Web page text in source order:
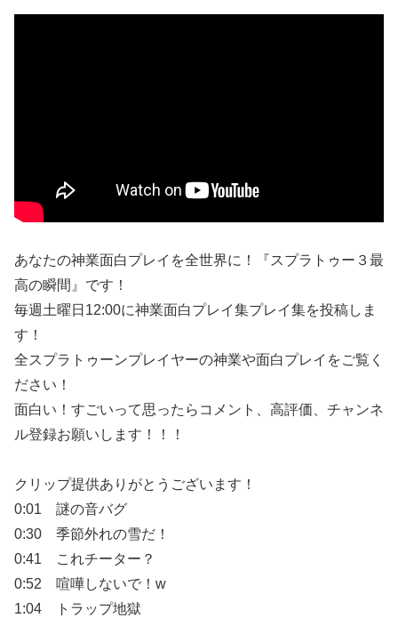
あなたの神業面白プレイを全世界に！『スプラトゥー３最
高の瞬間』です！
毎週土曜日12:00に神業面白プレイ集プレイ集を投稿しま
す！
全スプラトゥーンプレイヤーの神業や面白プレイをご覧く
ださい！
面白い！すごいって思ったらコメント、高評価、チャンネ
ル登録お願いします！！！
クリップ提供ありがとうございます！
0:01 謎の音バグ
0:30 季節外れの雪だ！
0:41 これチーター？
0:52 喧嘩しないで！w
1:04 トラップ地獄